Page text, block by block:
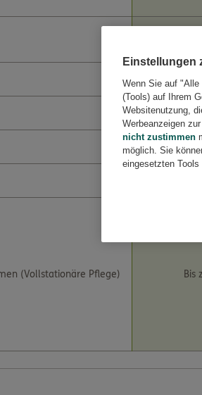
(Vollstationäre Pflege) Bis
Einstellungen
Wenn Sie auf
(Tools) auf Ihrem
Websitenutzung,
Werbeanzeigen
nicht zustimmen
möglich. Sie
eingesetzten